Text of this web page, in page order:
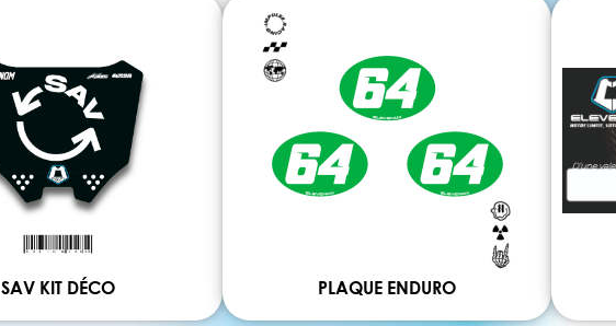
SAV KIT DÉCO PLAQUE ENDURO